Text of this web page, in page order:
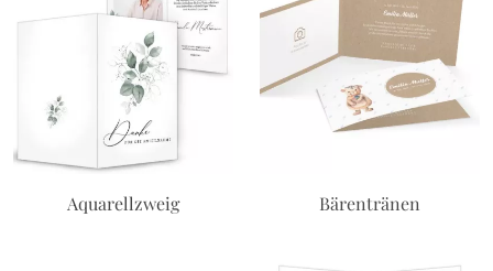
Aquarellzweig Bärentränen